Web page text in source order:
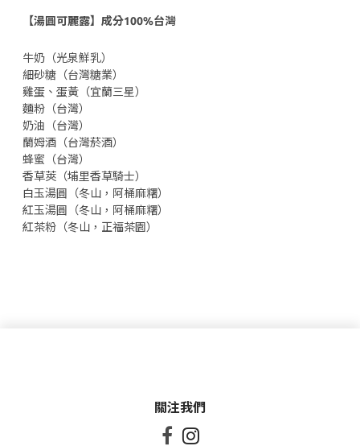
【湯圓可麗露】成分100%台灣
牛奶（光泉鮮乳）
細砂糖（台灣糖業）
雞蛋、蛋黃（宜蘭三星）
麵粉（台灣）
奶油（台灣）
蘭姆酒（台灣菸酒）
蜂蜜（台灣）
香草莢（埔里香草騎士）
白玉湯圓（冬山，阿桶麻糬）
紅玉湯圓（冬山，阿桶麻糬）
紅茶粉（冬山，正福茶園）
關注我們
 